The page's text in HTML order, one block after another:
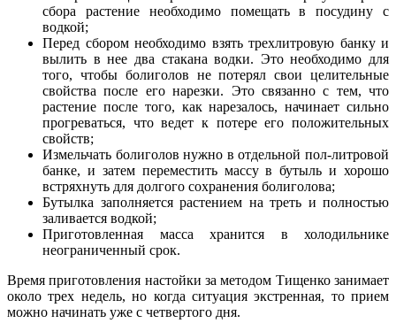
сбора растение необходимо помещать в посудину с
водкой;
Перед сбором необходимо взять трехлитровую банку и
вылить в нее два стакана водки. Это необходимо для
того, чтобы болиголов не потерял свои целительные
свойства после его нарезки. Это связанно с тем, что
растение после того, как нарезалось, начинает сильно
прогреваться, что ведет к потере его положительных
свойств;
Измельчать болиголов нужно в отдельной пол-литровой
банке, и затем переместить массу в бутыль и хорошо
встряхнуть для долгого сохранения болиголова;
Бутылка заполняется растением на треть и полностью
заливается водкой;
Приготовленная масса хранится в холодильнике
неограниченный срок.
Время приготовления настойки за методом Тищенко занимает
около трех недель, но когда ситуация экстренная, то прием
можно начинать уже с четвертого дня.